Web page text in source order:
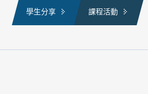
學生分享 課程活動